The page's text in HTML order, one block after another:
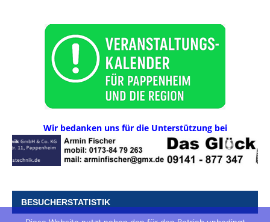
Wir bedanken uns für die Unterstützung bei
BESUCHERSTATISTIK